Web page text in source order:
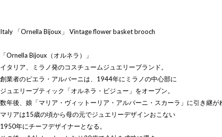
Italy 「Ornella Bijoux」 Vintage flower basket brooch
「Ornella Bijoux（オルネラ）」
イタリア、ミラノ発のコスチュームジュエリーブランド。
創業者のピエラ・アルバーニは、1944年にミラノの中心部に
ジュエリーブティック「オルネラ・ビジュー」をオープン。
数年後、娘「マリア・ヴィットーリア・アルバーニ・スカーラ」に引き継が
マリアは15歳の頃から母の元でジュエリーデザインおこない
1950年にチーフデザイナーとなる。